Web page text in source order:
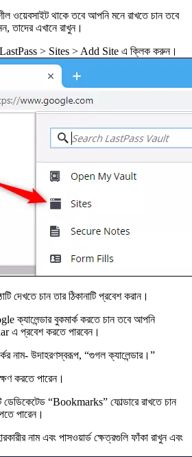
ওয়েবসাইট থাকে তবে আপনি মনে রাখতে চান তবে
তাদের এখানে রাখুন।
LastPass > Sites > Add Site এ ক্লিক করুন।
দেখতে চান তার ঠিকানাটি প্রবেশ করান।
ক্যালেন্ডার বুকমার্ক করতে চান তবে আপনি
এ প্রবেশ করতে পারবেন।
নাম- উদাহরণস্বরূপ, “গুগল ক্যালেন্ডার।”
করতে পারেন।
“Bookmarks” ফোল্ডারে রাখতে চান
পারেন।
নাম এবং পাসওয়ার্ড ক্ষেত্রগুলি ফাঁকা রাখুন এবং